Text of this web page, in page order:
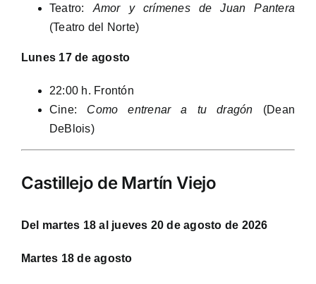
Teatro: Amor y crímenes de Juan Pantera
(Teatro del Norte)
Lunes 17 de agosto
22:00 h. Frontón
Cine: Como entrenar a tu dragón (Dean
DeBlois)
Castillejo de Martín Viejo
Del martes 18 al jueves 20 de agosto de 2026
Martes 18 de agosto